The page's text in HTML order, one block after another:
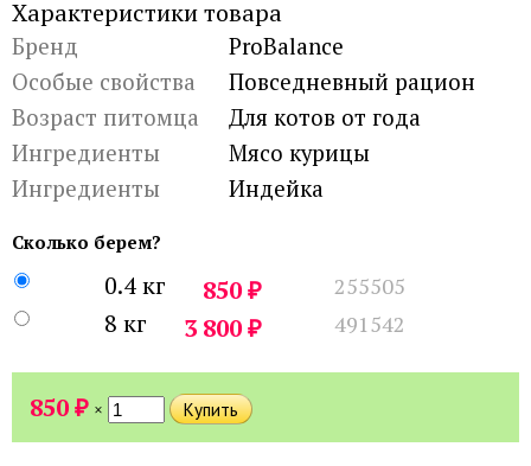
Характеристики товара
Бренд
ProBalance
Особые свойства
Повседневный рацион
Возраст питомца
Для котов от года
Ингредиенты
Мясо курицы
Ингредиенты
Индейка
Сколько берем?
0.4 кг 850₽ 255505
8 кг 3 800₽ 491542
850₽ ×